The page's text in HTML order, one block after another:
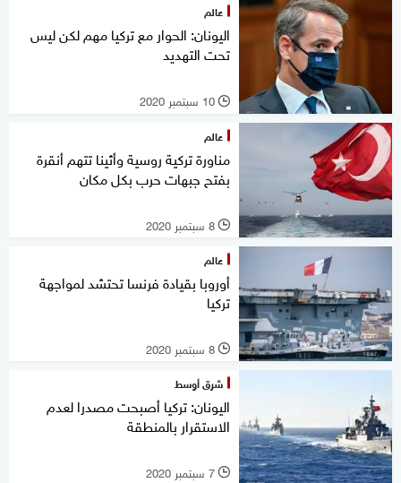
عالم
اليونان: الحوار مع تركيا مهم لكن ليس
تحت التهديد
l 10 سبتمبر 2020
عالم
مناورة تركية روسية وأثينا تتهم أنقرة
بفتح جبهات حرب بكل مكان
l 8 سبتمبر 2020
عالم
أوروبا بقيادة فرنسا تحتشد لمواجهة
تركيا
l 8 سبتمبر 2020
شرق أوسط
اليونان: تركيا أصبحت مصدرا لعدم
الاستقرار بالمنطقة
l 7 سبتمبر 2020